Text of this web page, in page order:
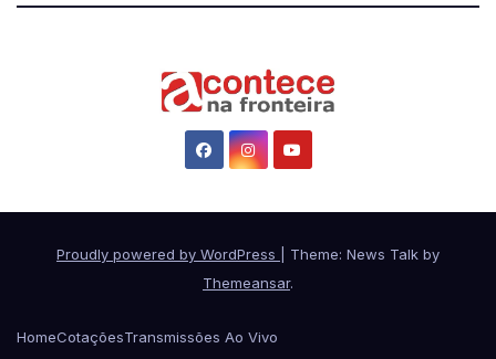
Proudly powered by WordPress
Theme: News Talk by
Themeansar.
HomeCotaçõesTransmissões Ao Vivo